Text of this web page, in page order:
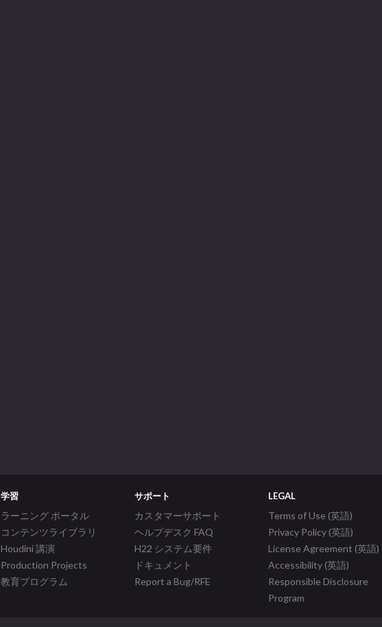
学習
ラーニング ポータル
コンテンツライブラリ
Houdini 講演
Production Projects
教育プログラム
サポート
カスタマーサポート
ヘルプデスク FAQ
H22 システム要件
ドキュメント
Report a Bug/RFE
LEGAL
Terms of Use (英語)
Privacy Policy (英語)
License Agreement (英語)
Accessibility (英語)
Responsible Disclosure
Program